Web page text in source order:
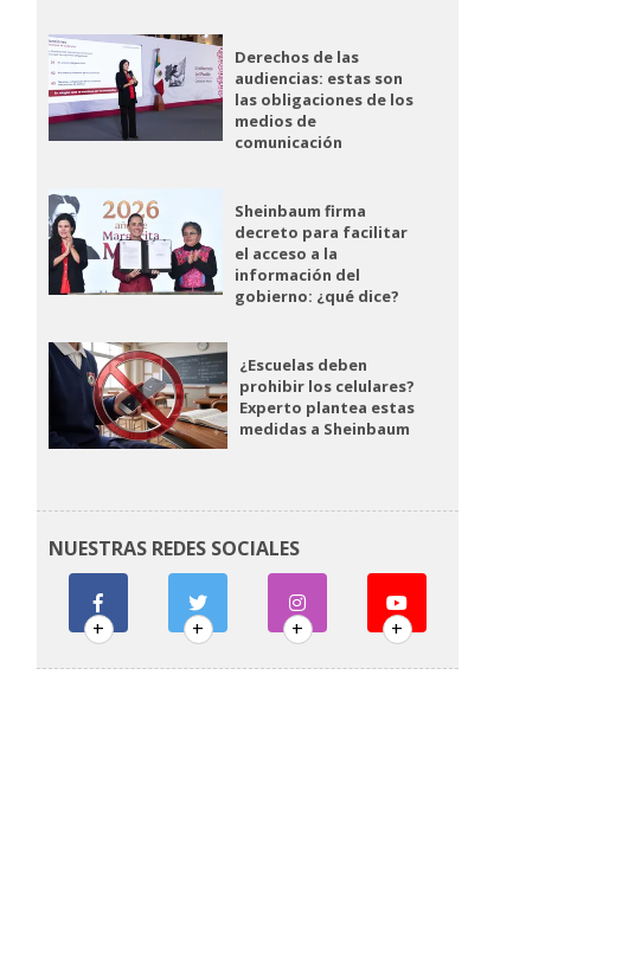
Derechos de las
audiencias: estas son
las obligaciones de los
medios de
comunicación
Sheinbaum firma
decreto para facilitar
el acceso a la
información del
gobierno: ¿qué dice?
¿Escuelas deben
prohibir los celulares?
Experto plantea estas
medidas a Sheinbaum
NUESTRAS REDES SOCIALES
+ + + +